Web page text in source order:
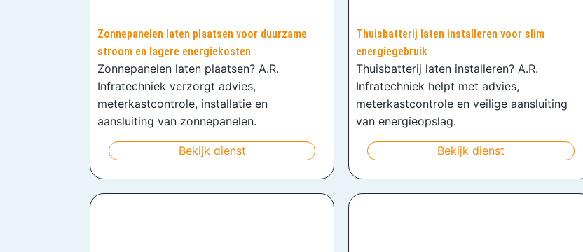
Zonnepanelen laten plaatsen voor duurzame
stroom en lagere energiekosten
Zonnepanelen laten plaatsen? A.R.
Infratechniek verzorgt advies,
meterkastcontrole, installatie en
aansluiting van zonnepanelen.
Bekijk dienst
Thuisbatterij laten installeren voor slim
energiegebruik
Thuisbatterij laten installeren? A.R.
Infratechniek helpt met advies,
meterkastcontrole en veilige aansluiting
van energieopslag.
Bekijk dienst